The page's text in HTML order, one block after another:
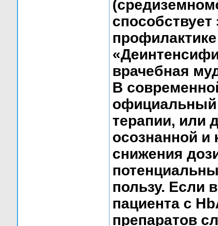
врачебная
В
официальный
терапии, или
осознанной и
снижения
пользу. Если
пациента с
препаратов